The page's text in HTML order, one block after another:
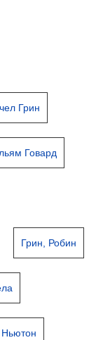
Грин
Говард
Грин, Робин